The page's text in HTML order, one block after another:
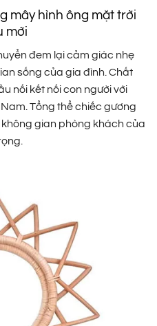
mây hình ông mặt trời
mới
đem lại cảm giác nhẹ
sống của gia đình. Chất
nối kết nối con người với
Tổng thể chiếc gương
gian phòng khách của